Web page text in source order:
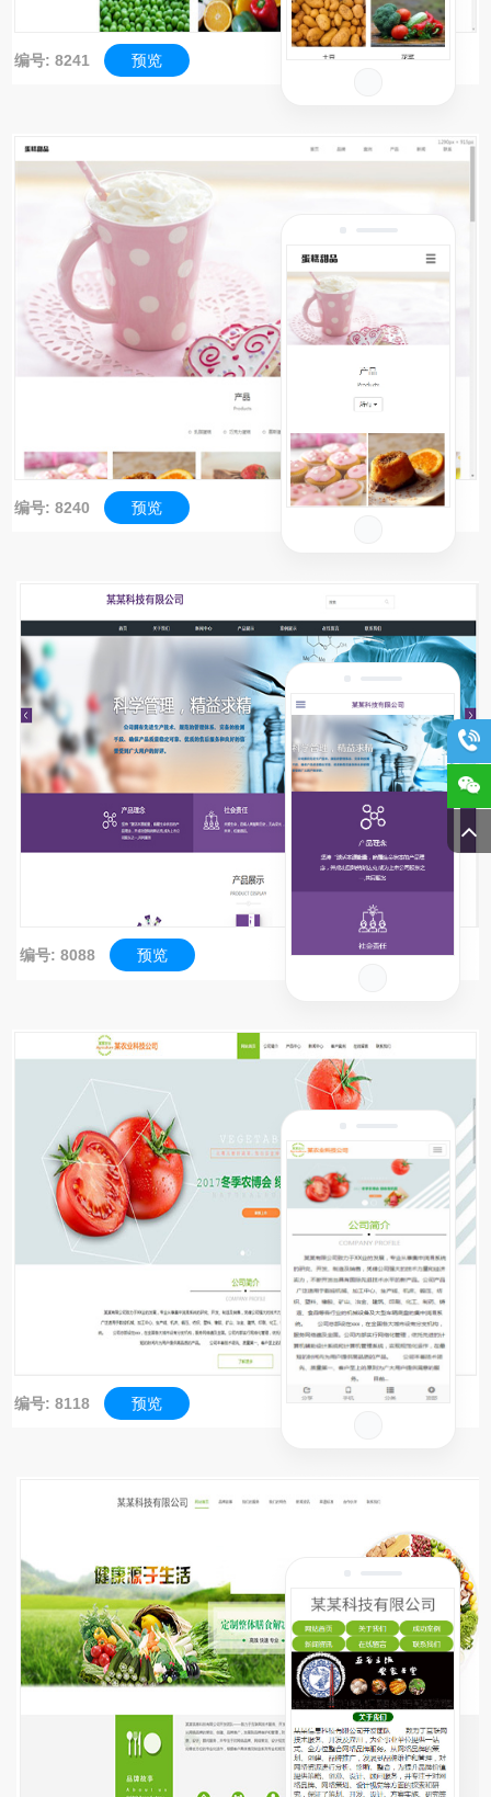
编号: 8241 预览
编号: 8240 预览
编号: 8088 预览
编号: 8118 预览